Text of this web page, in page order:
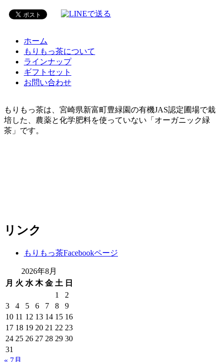
ホーム
もりもっ茶について
ラインナップ
ギフトセット
お問い合わせ
もりもっ茶は、宮崎県新富町豊緑園の有機JAS認定圃場で栽
培した、農薬と化学肥料を使っていない「オーガニック緑
茶」です。
リンク
もりもっ茶Facebookページ
2026年8月
月 火 水 木 金 土 日
1
2
3
4 5 6 7 8
9
10 11 12 13 14 15 16
17 18 19 20 21 22 23
24 25 26 27 28 29 30
31
« 7月